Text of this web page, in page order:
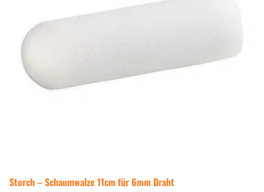
Storch – Schaumwalze 11cm für 6mm Draht